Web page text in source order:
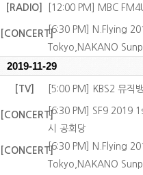
[RADIO] [12:00 PM] MBC
[CONCERT][6:30 PM] N.Flying
Tokyo,NAKANO
2019-11-29
[TV] [5:00 PM] KBS2 뮤직
[CONCERT][6:30 PM] SF9 2019
시 공회당
[CONCERT][6:30 PM] N.Flying
Tokyo,NAKANO